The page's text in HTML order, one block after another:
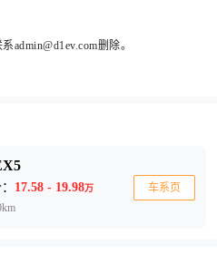
admin@d1ev.com删除。
17.58 - 19.98万 车系页